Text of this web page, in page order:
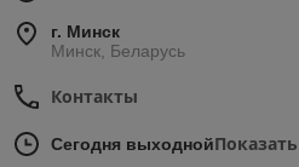
г. Минск
Минск, Беларусь
Контакты
Сегодня выходной